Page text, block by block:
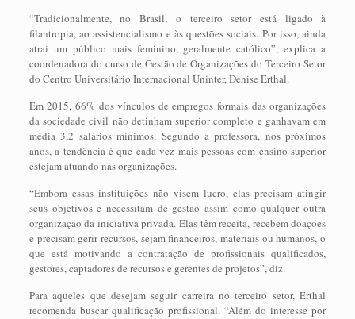
“Tradicionalmente, no Brasil, o terceiro setor está ligado à
filantropia, ao assistencialismo e às questões sociais. Por isso, ainda
atrai um público mais feminino, geralmente católico”, explica a
coordenadora do curso de Gestão de Organizações do Terceiro Setor
do Centro Universitário Internacional Uninter, Denise Erthal.
Em 2015, 66% dos vínculos de empregos formais das organizações
da sociedade civil não detinham superior completo e ganhavam em
média 3,2 salários mínimos. Segundo a professora, nos próximos
anos, a tendência é que cada vez mais pessoas com ensino superior
estejam atuando nas organizações.
“Embora essas instituições não visem lucro, elas precisam atingir
seus objetivos e necessitam de gestão assim como qualquer outra
organização da iniciativa privada. Elas têm receita, recebem doações
e precisam gerir recursos, sejam financeiros, materiais ou humanos, o
que está motivando a contratação de profissionais qualificados,
gestores, captadores de recursos e gerentes de projetos”, diz.
Para aqueles que desejam seguir carreira no terceiro setor, Erthal
recomenda buscar qualificação profissional. “Além do interesse por